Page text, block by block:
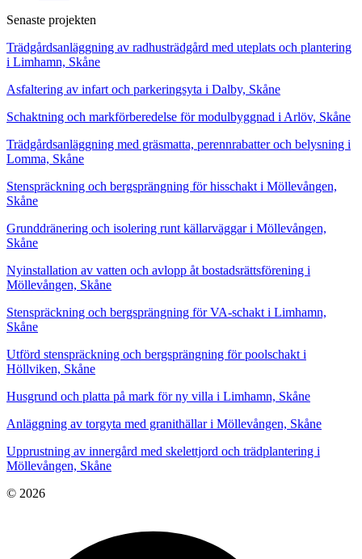
Senaste projekten
Trädgårdsanläggning av radhusträdgård med uteplats och plantering
i Limhamn, Skåne
Asfaltering av infart och parkeringsyta i Dalby, Skåne
Schaktning och markförberedelse för modulbyggnad i Arlöv, Skåne
Trädgårdsanläggning med gräsmatta, perennrabatter och belysning i
Lomma, Skåne
Stenspräckning och bergsprängning för hisschakt i Möllevången,
Skåne
Grunddränering och isolering runt källarväggar i Möllevången,
Skåne
Nyinstallation av vatten och avlopp åt bostadsrättsförening i
Möllevången, Skåne
Stenspräckning och bergsprängning för VA-schakt i Limhamn,
Skåne
Utförd stenspräckning och bergsprängning för poolschakt i
Höllviken, Skåne
Husgrund och platta på mark för ny villa i Limhamn, Skåne
Anläggning av torgyta med granithällar i Möllevången, Skåne
Upprustning av innergård med skelettjord och trädplantering i
Möllevången, Skåne
© 2026